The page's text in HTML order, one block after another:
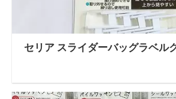
セリア スライダーバッグラベル